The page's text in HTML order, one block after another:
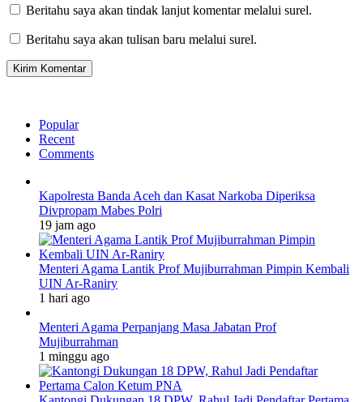
Beritahu saya akan tindak lanjut komentar melalui surel.
Beritahu saya akan tulisan baru melalui surel.
Popular
Recent
Comments
Kapolresta Banda Aceh dan Kasat Narkoba Diperiksa
Divpropam Mabes Polri
19 jam ago
Menteri Agama Lantik Prof Mujiburrahman Pimpin Kembali
UIN Ar-Raniry
1 hari ago
Menteri Agama Perpanjang Masa Jabatan Prof
Mujiburrahman
1 minggu ago